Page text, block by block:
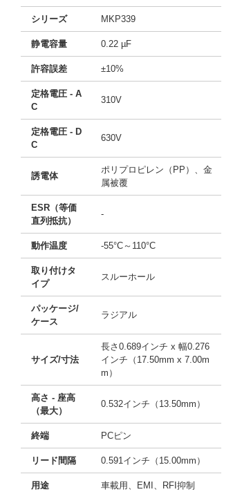
シリーズ MKP339
静電容量 0.22 µF
許容誤差 ±10%
定格電圧 - A
C
310V
定格電圧 - D
C
630V
誘電体
ポリプロピレン（PP）、金
属被覆
ESR（等価
直列抵抗）
-
動作温度 -55°C～110°C
取り付けタ
イプ
スルーホール
パッケージ/
ケース
ラジアル
サイズ/寸法
長さ0.689インチ x 幅0.276
インチ（17.50mm x 7.00m
m）
高さ - 座高
（最大）
0.532インチ（13.50mm）
終端 PCピン
リード間隔 0.591インチ（15.00mm）
用途 車載用、EMI、RFI抑制